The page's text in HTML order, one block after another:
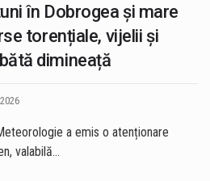
în Dobrogea și mare
torențiale, vijelii și
dimineață
a emis o atenționare
valabilă…